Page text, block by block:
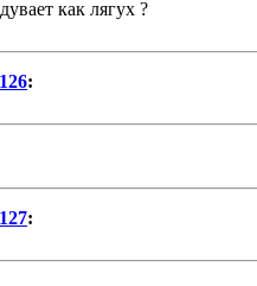
как лягух ?
126:
127: